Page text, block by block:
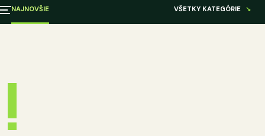
NAJNOVŠIE VŠETKY KATEGÓRIE ↘
!